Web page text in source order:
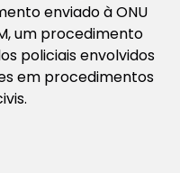
enviado à ONU
um procedimento
policiais envolvidos
em procedimentos